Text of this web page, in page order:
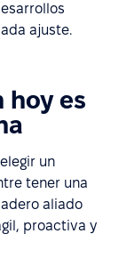
ajuste.
hoy es
un
tener una
aliado
proactiva y